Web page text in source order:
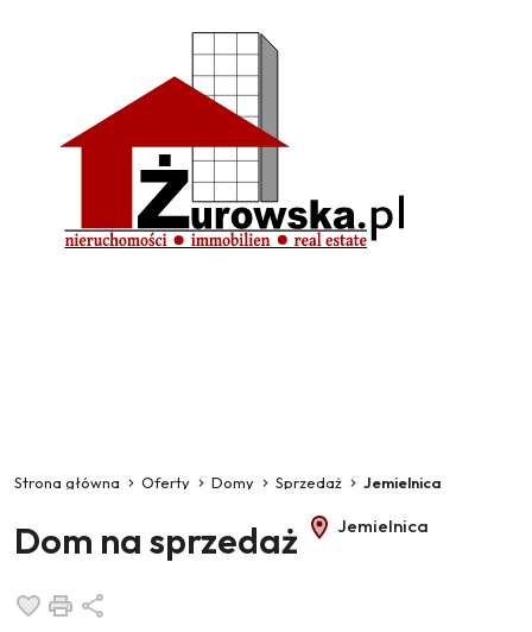
Strona główna Oferty Domy Sprzedaż Jemielnica
Dom na sprzedaż Jemielnica
Dodaj do ulubionych
Drukuj